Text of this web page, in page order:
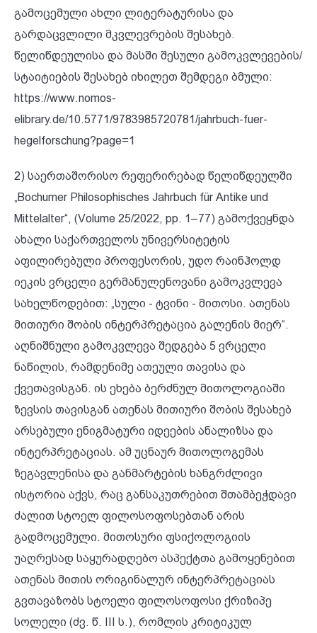
გამოცემული ახლი ლიტერატურისა და
გარდაცვლილი მკვლევრების შესახებ.
წელიწდეულისა და მასში შესული გამოკვლევების/
სტაიტიების შესახებ იხილეთ შემდეგი ბმული:
https://www.nomos-
elibrary.de/10.5771/9783985720781/jahrbuch-fuer-
hegelforschung?page=1
2) საერთაშორისო რეფერირებად წელიწდეულში
„Bochumer Philosophisches Jahrbuch für Antike und
Mittelalter“, (Volume 25/2022, pp. 1–77) გამოქვეყნდა
ახალი საქართველოს უნივერსიტეტის
აფილირებული პროფესორის, უდო რაინჰოლდ
იეკის ვრცელი გერმანულენოვანი გამოკვლევა
სახელწოდებით: „სული - ტვინი - მითოსი. ათენას
მითიური შობის ინტერპრეტაცია გალენის მიერ“.
აღნიშნული გამოკვლევა შედგება 5 ვრცელი
ნაწილის, რამდენიმე ათეული თავისა და
ქვეთავისგან. ის ეხება ბერძნულ მითოლოგიაში
ზევსის თავისგან ათენას მითიური შობის შესახებ
არსებული ენიგმატური იდეების ანალიზსა და
ინტერპრეტაციას. ამ უცნაურ მითოლოგემას
ზეგავლენისა და განმარტების ხანგრძლივი
ისტორია აქვს, რაც განსაკუთრებით შთამბეჭდავი
ძალით სტოელ ფილოსოფოსებთან არის
გადმოცემული. მითოსური ფსიქოლოგიის
უაღრესად საყურადღებო ასპექტთა გამოყენებით
ათენას მითის ორიგინალურ ინტერპრეტაციას
გვთავაზობს სტოელი ფილოსოფოსი ქრიზიპე
სოლელი (ძვ. წ. III ს.), რომლის კრიტიკულ